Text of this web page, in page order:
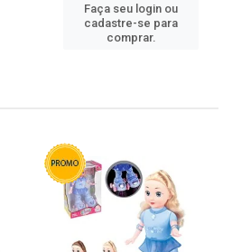
Faça seu login ou
cadastre-se para
comprar.